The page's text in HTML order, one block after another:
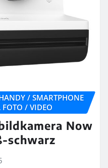
/ SMARTPHONE
/ VIDEO
Now
schwarz